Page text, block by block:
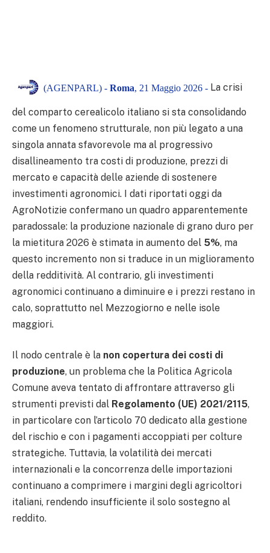
(AGENPARL) - Roma, 21 Maggio 2026 - La crisi
del comparto cerealicolo italiano si sta consolidando
come un fenomeno strutturale, non più legato a una
singola annata sfavorevole ma al progressivo
disallineamento tra costi di produzione, prezzi di
mercato e capacità delle aziende di sostenere
investimenti agronomici. I dati riportati oggi da
AgroNotizie confermano un quadro apparentemente
paradossale: la produzione nazionale di grano duro per
la mietitura 2026 è stimata in aumento del 5%, ma
questo incremento non si traduce in un miglioramento
della redditività. Al contrario, gli investimenti
agronomici continuano a diminuire e i prezzi restano in
calo, soprattutto nel Mezzogiorno e nelle isole
maggiori.
Il nodo centrale è la non copertura dei costi di
produzione, un problema che la Politica Agricola
Comune aveva tentato di affrontare attraverso gli
strumenti previsti dal Regolamento (UE) 2021/2115,
in particolare con l’articolo 70 dedicato alla gestione
del rischio e con i pagamenti accoppiati per colture
strategiche. Tuttavia, la volatilità dei mercati
internazionali e la concorrenza delle importazioni
continuano a comprimere i margini degli agricoltori
italiani, rendendo insufficiente il solo sostegno al
reddito.